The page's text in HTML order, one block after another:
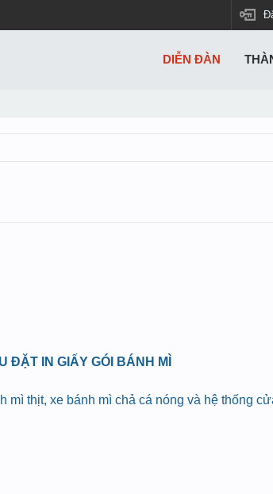
IN GIẤY GÓI BÁNH MÌ
thịt, xe bánh mì chả cá nóng và hệ thống
DIỄN ĐÀN